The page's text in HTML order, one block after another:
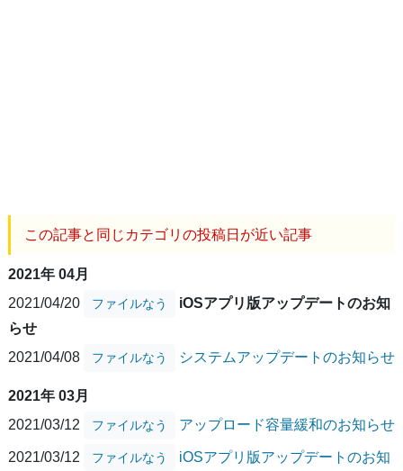
この記事と同じカテゴリの投稿日が近い記事
2021年 04月
2021/04/20
ファイルなう
iOSアプリ版アップデートのお知
らせ
2021/04/08
ファイルなう システムアップデートのお知らせ
2021年 03月
2021/03/12
ファイルなう アップロード容量緩和のお知らせ
2021/03/12 ファイルなう
iOSアプリ版アップデートのお知